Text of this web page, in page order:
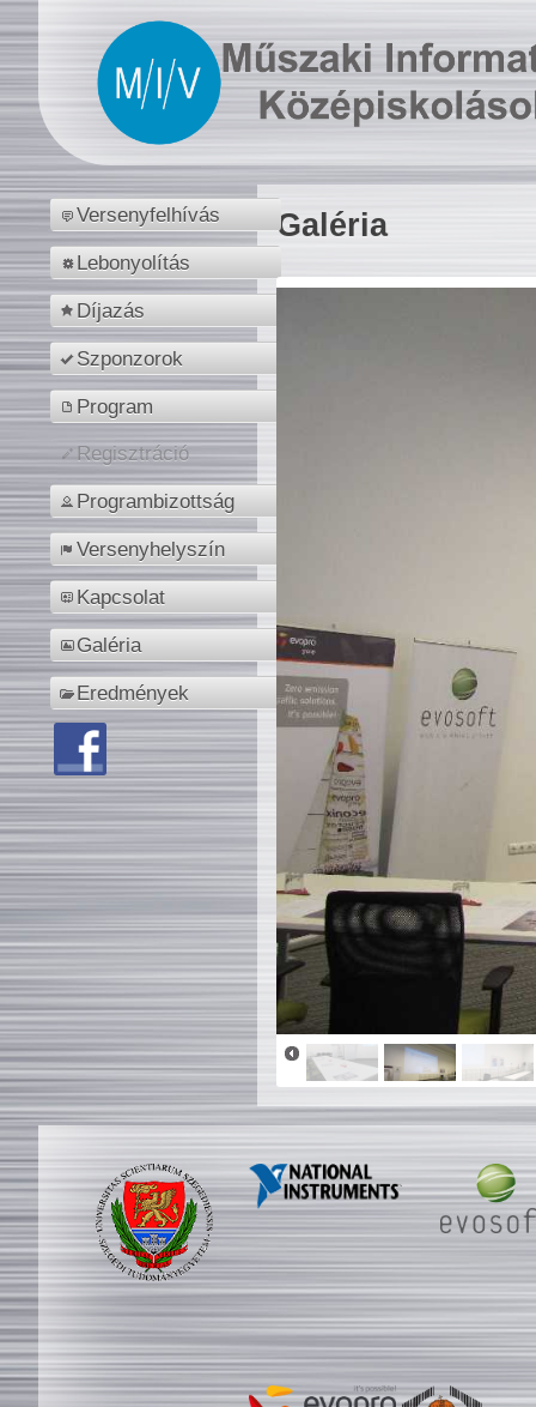
Versenyfelhívás
Lebonyolítás
Díjazás
Szponzorok
Program
Regisztráció
Programbizottság
Versenyhelyszín
Kapcsolat
Galéria
Eredmények
Galéria